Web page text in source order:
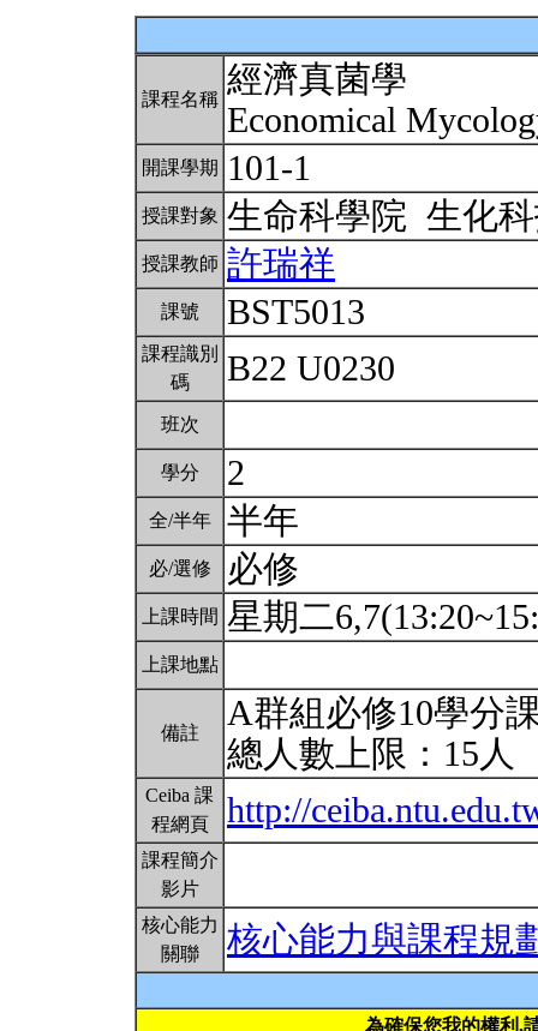
課程名稱 經濟真菌學
Economical
開課學期 101-1
授課對象 生命科學院 生化
授課教師 許瑞祥
課號 BST5013
課程識別
碼
B22 U0230
班次
學分 2
全/半年 半年
必/選修 必修
上課時間 星期二
上課地點
備註
A群組必修10學分
總人數上限：15人
Ceiba 課
程網頁
http://
課程簡介
影片
核心能力
關聯
核心能力與課程規
為確保您我的權利,